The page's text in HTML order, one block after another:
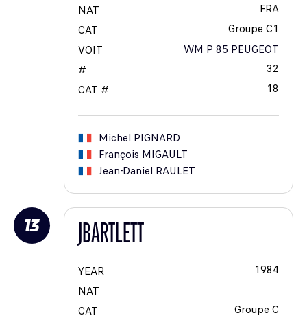
NAT
FRA
CAT
Groupe C1
VOIT
WM P 85 PEUGEOT
#
32
CAT #
18
Michel PIGNARD
François MIGAULT
Jean-Daniel RAULET
13 JBARTLETT
YEAR
1984
NAT
CAT
Groupe C